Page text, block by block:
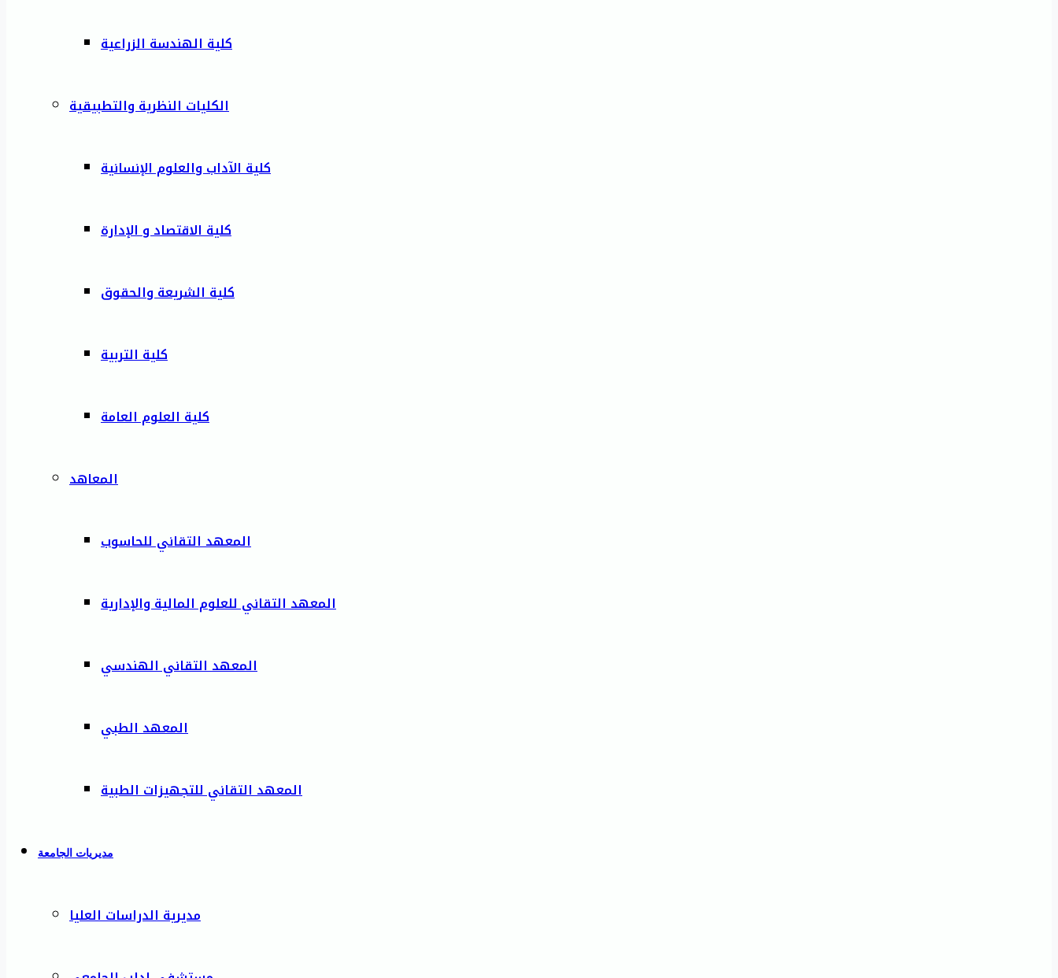
كلية الهندسة الزراعية
الكليات النظرية والتطبيقية
كلية الآداب والعلوم الإنسانية
كلية الاقتصاد و الإدارة
كلية الشريعة والحقوق
كلية التربية
كلية العلوم العامة
المعاهد
المعهد التقاني للحاسوب
المعهد التقاني للعلوم المالية والإدارية
المعهد التقاني الهندسي
المعهد الطبي
المعهد التقاني للتجهيزات الطبية
مديريات الجامعة
مديرية الدراسات العليا